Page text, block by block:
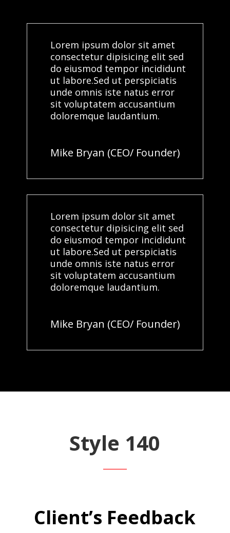
Lorem ipsum dolor sit amet
consectetur dipisicing elit sed
do eiusmod tempor incididunt
ut labore.Sed ut perspiciatis
unde omnis iste natus error
sit voluptatem accusantium
doloremque laudantium.
Mike Bryan (CEO/ Founder)
Lorem ipsum dolor sit amet
consectetur dipisicing elit sed
do eiusmod tempor incididunt
ut labore.Sed ut perspiciatis
unde omnis iste natus error
sit voluptatem accusantium
doloremque laudantium.
Mike Bryan (CEO/ Founder)
Style 140
Client’s Feedback